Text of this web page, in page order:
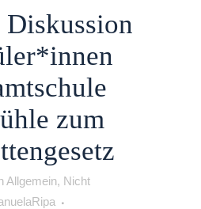
Diskussion
zum
Allgemein, Nicht